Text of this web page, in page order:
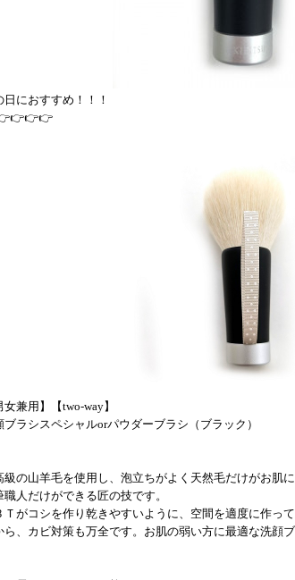
日におすすめ！！！
女兼用】【two-way】
ブラシスペシャルorパウダーブラシ（ブラック）
級の山羊毛を使用し、泡立ちがよく天然毛だけがお肌
職人だけができる匠の技です。
Ｔがコシを作り乾きやすいように、空間を適度に作って
ら、カビ対策も万全です。お肌の弱い方に最適な洗顔ブ